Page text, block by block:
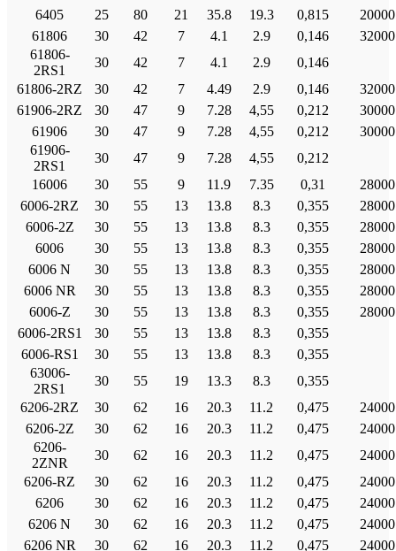
6405
25 80 21 35.8 19.3 0,815
20000
61806
30 42 7 4.1 2.9 0,146
32000
61806-
2RS1
30 42 7 4.1 2.9
0,146
61806-2RZ
30 42 7 4.49 2.9 0,146
32000
61906-2RZ
30 47 9 7.28 4,55 0,212
30000
61906
30 47 9 7.28 4,55 0,212
30000
61906-
2RS1
30 47 9 7.28 4,55
0,212
16006
30 55 9 11.9 7.35 0,31
28000
6006-2RZ
30 55 13 13.8 8.3 0,355
28000
6006-2Ζ
30 55 13 13.8 8.3 0,355
28000
6006
30 55 13 13.8 8.3 0,355
28000
6006 Ν
30 55 13 13.8 8.3 0,355
28000
6006 NR
30 55 13 13.8 8.3 0,355
28000
6006-Ζ
30 55 13 13.8 8.3 0,355
28000
6006-2RS1
30 55 13 13.8 8.3
0,355
6006-RS1
30 55 13 13.8 8.3
0,355
63006-
2RS1
30 55 19 13.3 8.3
0,355
6206-2RZ
30 62 16 20.3 11.2 0,475
24000
6206-2Ζ
30 62 16 20.3 11.2 0,475
24000
6206-
2ZNR
30 62 16 20.3 11.2 0,475
24000
6206-RZ
30 62 16 20.3 11.2 0,475
24000
6206
30 62 16 20.3 11.2 0,475
24000
6206 Ν
30 62 16 20.3 11.2 0,475
24000
6206 NR
30 62 16 20.3 11.2 0,475
24000